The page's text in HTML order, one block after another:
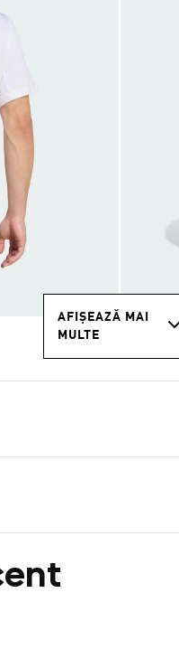
AFIȘEAZĂ MAI
MULTE